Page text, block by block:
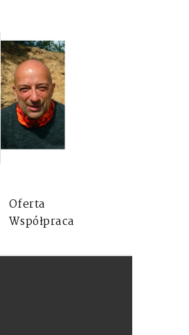
Oferta
Współpraca